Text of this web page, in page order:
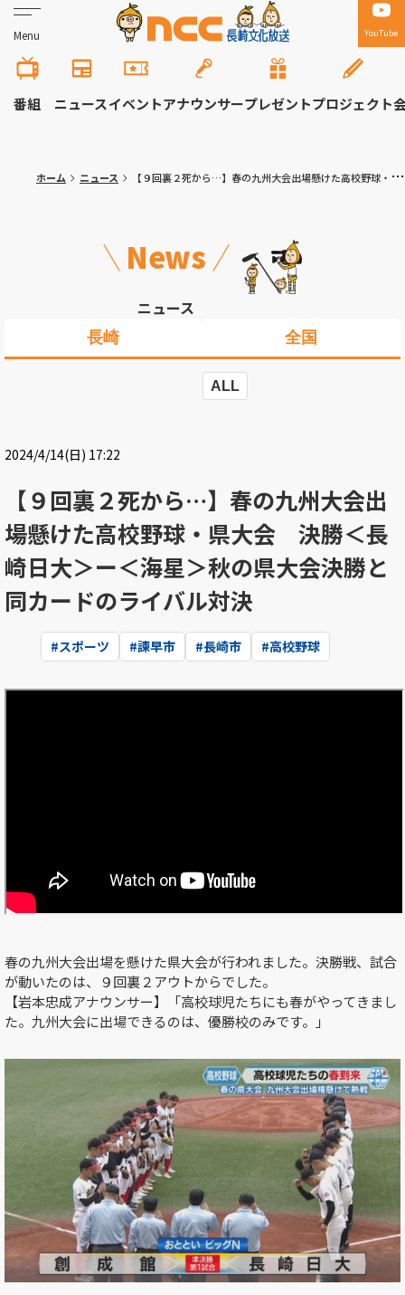
Menu YouTube
番組 ニュースイベントアナウンサープレゼントプロジェクト
ホーム ニュース 【９回裏２死から…】春の九州大会出場懸けた高校野球・県大会 決勝＜長崎日大＞ー＜海星＞秋の県大会決勝と同カードのライバル対決
News
ニュース
長崎 全国
ALL
2024/4/14(日) 17:22
【９回裏２死から…】春の九州大会出
場懸けた高校野球・県大会 決勝＜長
崎日大＞ー＜海星＞秋の県大会決勝と
同カードのライバル対決
#スポーツ #諫早市 #長崎市 #高校野球
春の九州大会出場を懸けた県大会が行われました。決勝戦、試合
が動いたのは、９回裏２アウトからでした。
【岩本忠成アナウンサー】「高校球児たちにも春がやってきまし
た。九州大会に出場できるのは、優勝校のみです。」